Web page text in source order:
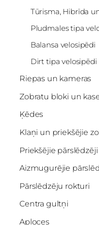
Tūrisma, Hibrīda
Pludmales tipa
Balansa velosipēdi
Dirt tipa velosipēdi
Riepas un kameras
Zobratu bloki un
Ķēdes
Klaņi un priekšējie
Priekšējie pārslēdzēji
Aizmugurējie
Pārslēdzēju rokturi
Centra gultņi
Aploces